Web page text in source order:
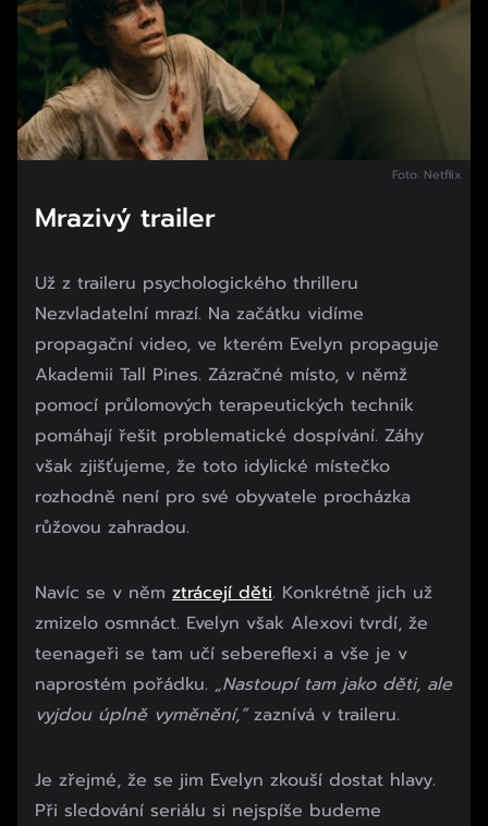
Foto: Netflix
Mrazivý trailer
Už z traileru psychologického thrilleru
Nezvladatelní mrazí. Na začátku vidíme
propagační video, ve kterém Evelyn propaguje
Akademii Tall Pines. Zázračné místo, v němž
pomocí průlomových terapeutických technik
pomáhají řešit problematické dospívání. Záhy
však zjišťujeme, že toto idylické místečko
rozhodně není pro své obyvatele procházka
růžovou zahradou.
Navíc se v něm ztrácejí děti. Konkrétně jich už
zmizelo osmnáct. Evelyn však Alexovi tvrdí, že
teenageři se tam učí sebereflexi a vše je v
naprostém pořádku. „Nastoupí tam jako děti, ale
vyjdou úplně vyměnění,”zaznívá v traileru.
Je zřejmé, že se jim Evelyn zkouší dostat hlavy.
Při sledování seriálu si nejspíše budeme